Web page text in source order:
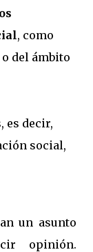
, como
del ámbito
es decir,
social,
un asunto
opinión.